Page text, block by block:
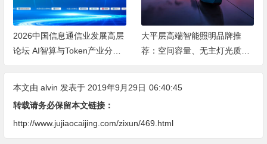
2026中国信息通信业发展高层
论坛 AI智算与Token产业分论
坛顺利举办
大平层高端智能照明品牌推
荐：空间容量、无主灯光质、
全屋定制、长期售后四个维度
本文由 alvin 发表于 2019年9月29日 06:40:45
转载请务必保留本文链接：
http://www.jujiaocaijing.com/zixun/469.html